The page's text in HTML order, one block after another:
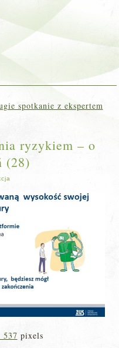
spotkanie z ekspertem
ryzykiem – o
(28)
537 pixels